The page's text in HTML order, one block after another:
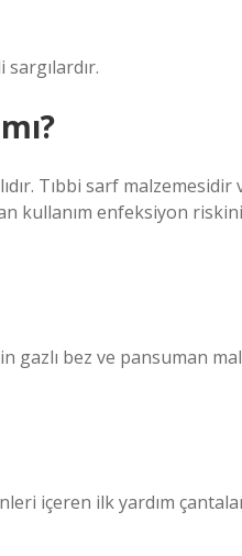
Tıbbi sarf
kullanım enfeksiyon
gazlı bez ve pansuman
içeren ilk yardım